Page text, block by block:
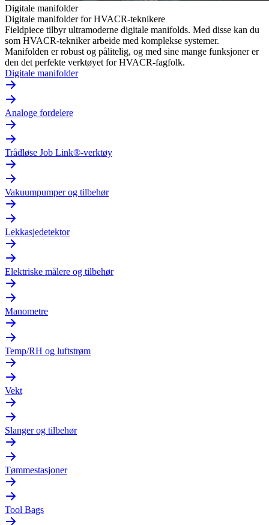
Digitale manifolder
Digitale manifolder for HVACR-teknikere
Fieldpiece tilbyr ultramoderne digitale manifolds. Med disse kan du
som HVACR-tekniker arbeide med komplekse systemer.
Manifolden er robust og pålitelig, og med sine mange funksjoner er
den det perfekte verktøyet for HVACR-fagfolk.
Digitale manifolder
Analoge fordelere
Trådløse Job Link®-verktøy
Vakuumpumper og tilbehør
Lekkasjedetektor
Elektriske målere og tilbehør
Manometre
Temp/RH og luftstrøm
Vekt
Slanger og tilbehør
Tømmestasjoner
Tool Bags